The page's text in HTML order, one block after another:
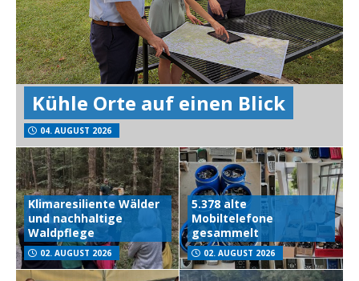
Kühle Orte auf einen Blick
04. AUGUST 2026
Klimaresiliente Wälder
und nachhaltige
Waldpflege
02. AUGUST 2026
5.378 alte
Mobiltelefone
gesammelt
02. AUGUST 2026